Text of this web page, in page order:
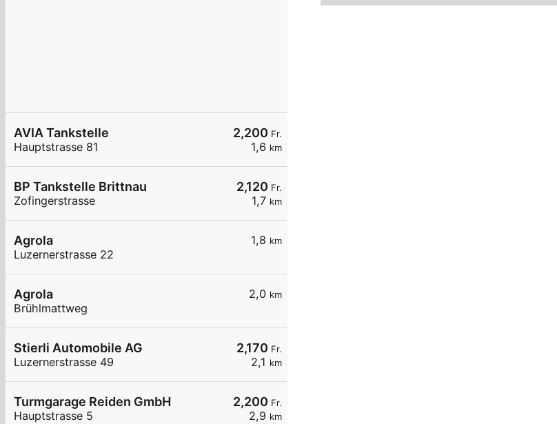
2,200 Fr.
1,6 km
AVIA Tankstelle
Hauptstrasse 81
2,120 Fr.
1,7 km
BP Tankstelle Brittnau
Zofingerstrasse
1,8 km
Agrola
Luzernerstrasse 22
2,0 km
Agrola
Brühlmattweg
2,170 Fr.
2,1 km
Stierli Automobile AG
Luzernerstrasse 49
2,200 Fr.
2,9 km
Turmgarage Reiden GmbH
Hauptstrasse 5